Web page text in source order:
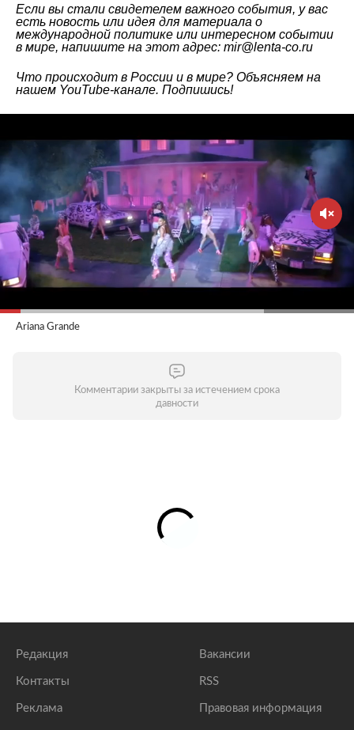
Если вы стали свидетелем важного события, у вас
есть новость или идея для материала о
международной политике или интересном событии
в мире, напишите на этот адрес: mir@lenta-co.ru
Что происходит в России и в мире? Объясняем на
нашем YouTube-канале. Подпишись!
Ariana Grande
Комментарии закрыты за истечением срока
давности
Редакция
Контакты
Реклама
Вакансии
RSS
Правовая информация